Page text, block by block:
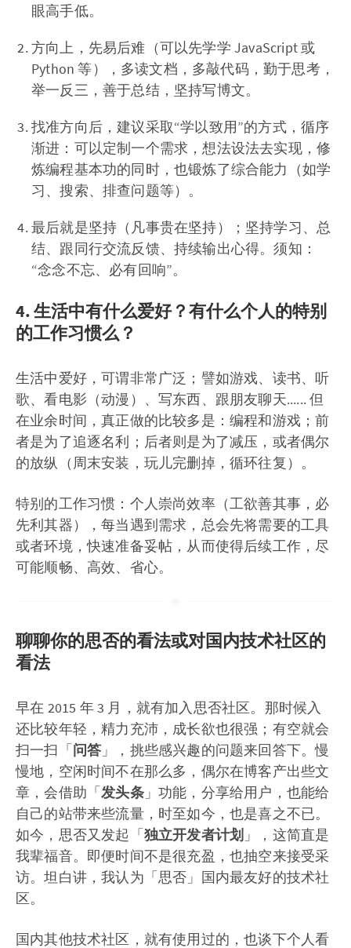
眼高手低。
方向上，先易后难（可以先学学 JavaScript 或
Python 等），多读文档，多敲代码，勤于思考，
举一反三，善于总结，坚持写博文。
找准方向后，建议采取“学以致用”的方式，循序
渐进：可以定制一个需求，想法设法去实现，修
炼编程基本功的同时，也锻炼了综合能力（如学
习、搜索、排查问题等）。
最后就是坚持（凡事贵在坚持）；坚持学习、总
结、跟同行交流反馈、持续输出心得。须知：
“念念不忘、必有回响”。
4. 生活中有什么爱好？有什么个人的特别
的工作习惯么？
生活中爱好，可谓非常广泛；譬如游戏、读书、听
歌、看电影（动漫）、写东西、跟朋友聊天...... 但
在业余时间，真正做的比较多是：编程和游戏；前
者是为了追逐名利；后者则是为了减压，或者偶尔
的放纵（周末安装，玩儿完删掉，循环往复）。
特别的工作习惯：个人崇尚效率（工欲善其事，必
先利其器），每当遇到需求，总会先将需要的工具
或者环境，快速准备妥帖，从而使得后续工作，尽
可能顺畅、高效、省心。
聊聊你的思否的看法或对国内技术社区的
看法
早在 2015 年 3 月，就有加入思否社区。那时候入
还比较年轻，精力充沛，成长欲也很强；有空就会
扫一扫「问答 」，挑些感兴趣的问题来回答下。慢
慢地，空闲时间不在那么多，偶尔在博客产出些文
章，会借助「发头条」功能，分享给用户，也能给
自己的站带来些流量，时至如今，也是喜之不已。
如今，思否又发起「独立开发者计划 」，这简直是
我辈福音。即便时间不是很充盈，也抽空来接受采
访。坦白讲，我认为「思否」国内最友好的技术社
区。
国内其他技术社区，就有使用过的，也谈下个人看